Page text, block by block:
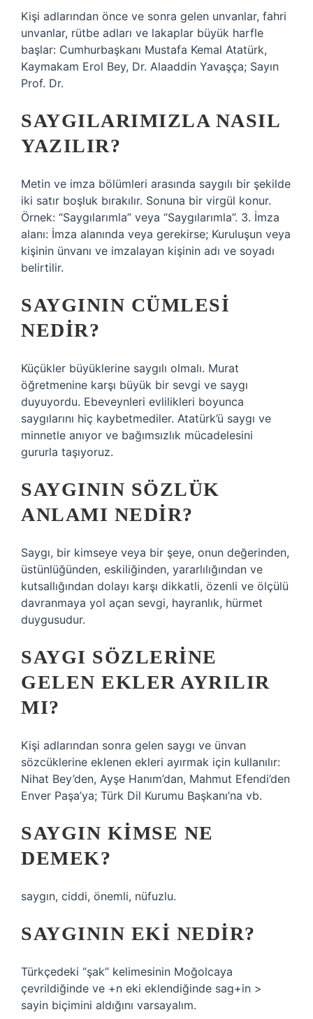
Kişi adlarından önce ve sonra gelen unvanlar, fahri
unvanlar, rütbe adları ve lakaplar büyük harfle
başlar: Cumhurbaşkanı Mustafa Kemal Atatürk,
Kaymakam Erol Bey, Dr. Alaaddin Yavaşça; Sayın
Prof. Dr.
SAYGILARIMIZLA NASIL
YAZILIR?
Metin ve imza bölümleri arasında saygılı bir şekilde
iki satır boşluk bırakılır. Sonuna bir virgül konur.
Örnek: “Saygılarımla” veya “Saygılarımla”. 3. İmza
alanı: İmza alanında veya gerekirse; Kuruluşun veya
kişinin ünvanı ve imzalayan kişinin adı ve soyadı
belirtilir.
SAYGININ CÜMLESI
NEDIR?
Küçükler büyüklerine saygılı olmalı. Murat
öğretmenine karşı büyük bir sevgi ve saygı
duyuyordu. Ebeveynleri evlilikleri boyunca
saygılarını hiç kaybetmediler. Atatürk’ü saygı ve
minnetle anıyor ve bağımsızlık mücadelesini
gururla taşıyoruz.
SAYGININ SÖZLÜK
ANLAMI NEDIR?
Saygı, bir kimseye veya bir şeye, onun değerinden,
üstünlüğünden, eskiliğinden, yararlılığından ve
kutsallığından dolayı karşı dikkatli, özenli ve ölçülü
davranmaya yol açan sevgi, hayranlık, hürmet
duygusudur.
SAYGI SÖZLERINE
GELEN EKLER AYRILIR
MI?
Kişi adlarından sonra gelen saygı ve ünvan
sözcüklerine eklenen ekleri ayırmak için kullanılır:
Nihat Bey’den, Ayşe Hanım’dan, Mahmut Efendi’den
Enver Paşa’ya; Türk Dil Kurumu Başkanı’na vb.
SAYGIN KIMSE NE
DEMEK?
saygın, ciddi, önemli, nüfuzlu.
SAYGININ EKI NEDIR?
Türkçedeki “şak” kelimesinin Moğolcaya
çevrildiğinde ve +n eki eklendiğinde sag+in >
sayin biçimini aldığını varsayalım.